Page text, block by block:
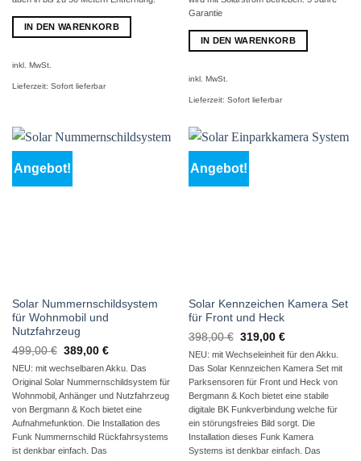
IN DEN WARENKORB
inkl. MwSt.
Lieferzeit: Sofort lieferbar
Garantie
IN DEN WARENKORB
inkl. MwSt.
Lieferzeit: Sofort lieferbar
Angebot!
Solar Nummernschildsystem
für Wohnmobil und
Nutzfahrzeug
499,00€ Ursprünglicher
war:
499,00 €
389,00 €Aktueller
ist:
389,00 €.
NEU: mit wechselbaren Akku. Das
Original Solar Nummernschildsystem für
Wohnmobil, Anhänger und Nutzfahrzeug
von Bergmann & Koch bietet eine
Aufnahmefunktion. Die Installation des
Funk Nummernschild Rückfahrsystems
ist denkbar einfach. Das
Angebot!
Solar Kennzeichen Kamera Set
für Front und Heck
398,00€ Ursprünglicher
war:
398,00 €
319,00 €Aktueller
ist:
319,00 €.
NEU: mit Wechseleinheit für den Akku.
Das Solar Kennzeichen Kamera Set mit
Parksensoren für Front und Heck von
Bergmann & Koch bietet eine stabile
digitale BK Funkverbindung welche für
ein störungsfreies Bild sorgt. Die
Installation dieses Funk Kamera
Systems ist denkbar einfach. Das